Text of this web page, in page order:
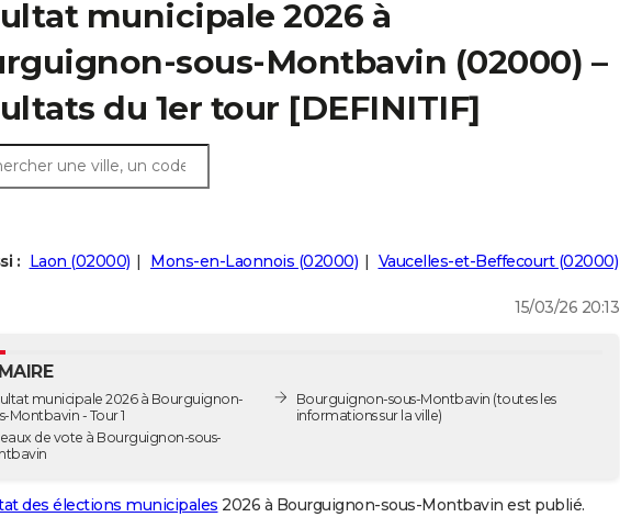
municipale 2026 à
sous-Montbavin (02000) –
du 1er tour [DEFINITIF]
: Laon (02000) Mons-en-Laonnois (02000) Vaucelles-et-Beffecourt (02000)
15/03/26 20:13
municipale 2026 à Bourguignon-
Montbavin - Tour 1
de vote à Bourguignon-sous-
Bourguignon-sous-Montbavin (toutes les
informations sur la ville)
des élections municipales 2026 à Bourguignon-sous-Montbavin est publié.